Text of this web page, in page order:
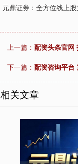
元鼎证券：全方位线上
上一篇： 配资头条官网
下一篇： 配资咨询平台
相关文章